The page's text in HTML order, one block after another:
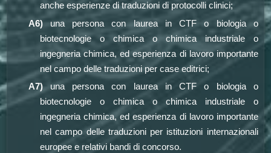
anche esperienze di traduzioni di protocolli clinici;
A6)una persona con laurea in CTF o biologia o
biotecnologie o chimica o chimica industriale o
ingegneria chimica, ed esperienza di lavoro importante
nel campo delle traduzioni per case editrici;
A7)una persona con laurea in CTF o biologia o
biotecnologie o chimica o chimica industriale o
ingegneria chimica, ed esperienza di lavoro importante
nel campo delle traduzioni per istituzioni internazionali
europee e relativi bandi di concorso.